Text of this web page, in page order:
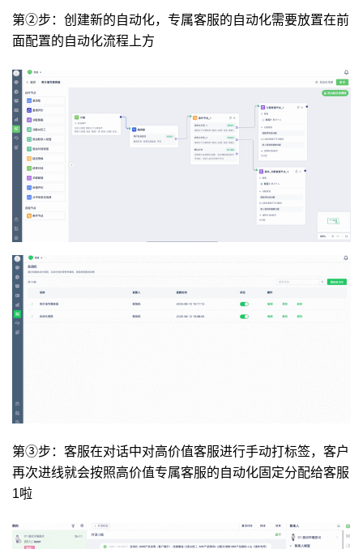
第②步：创建新的自动化，专属客服的自动化需要放置在前
面配置的自动化流程上方
第③步：客服在对话中对高价值客服进行手动打标签，客户
再次进线就会按照高价值专属客服的自动化固定分配给客服
1啦